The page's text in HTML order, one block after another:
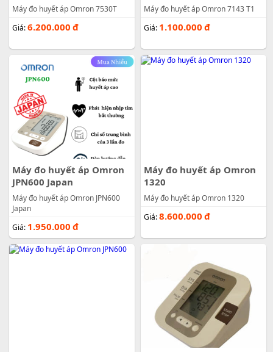
Máy đo huyết áp Omron 7530T
Giá:6.200.000 đ
Máy đo huyết áp Omron 7143 T1
Giá: 1.100.000 đ
Máy đo huyết áp Omron
JPN600 Japan
Máy đo huyết áp Omron JPN600
Japan
Giá: 1.950.000 đ
Máy đo huyết áp Omron
1320
Máy đo huyết áp Omron 1320
Giá:8.600.000 đ